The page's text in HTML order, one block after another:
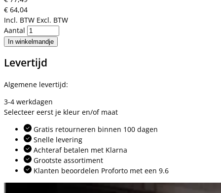
€ 64,04
Incl. BTW Excl. BTW
Aantal
In winkelmandje
Levertijd
Algemene levertijd:
3-4 werkdagen
Selecteer eerst je kleur en/of maat
Gratis retourneren binnen 100 dagen
Snelle levering
Achteraf betalen met Klarna
Grootste assortiment
Klanten beoordelen Proforto met een 9.6